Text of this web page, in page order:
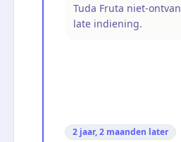
Tuda Fruta niet-
late indiening.
2 jaar, 2 maanden later